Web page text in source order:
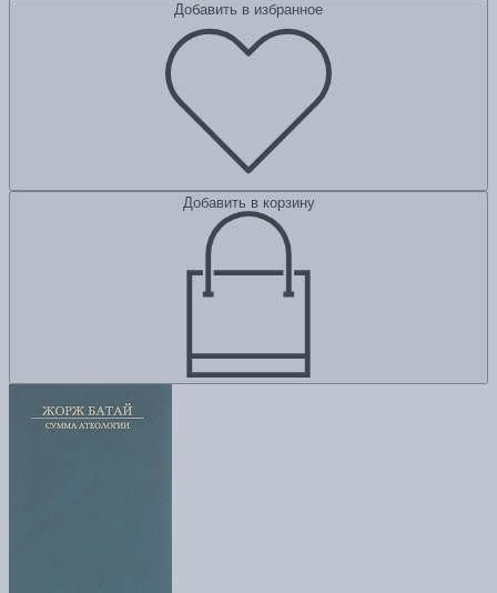
Добавить в избранное
Добавить в корзину